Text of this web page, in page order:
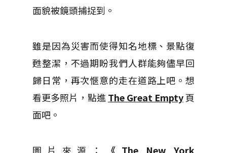
面貌被鏡頭捕捉到。
雖是因為災害而使得知名地標、景點復
甦整潔，不過期盼我們人群能夠儘早回
歸日常，再次愜意的走在道路上吧。想
看更多照片，點進The Great Empty頁
面吧。
圖片來源： 《The New York